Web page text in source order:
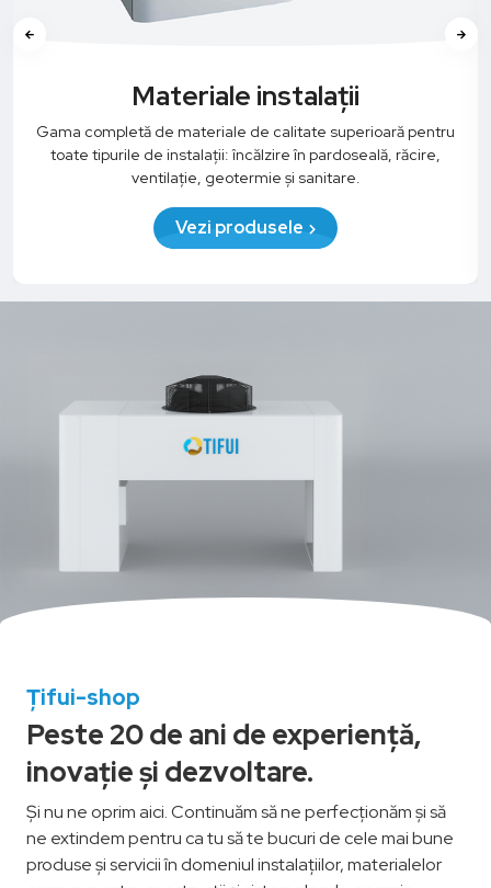
Materiale instalații
Gama completă de materiale de calitate superioară pentru
toate tipurile de instalații: încălzire în pardoseală, răcire,
ventilație, geotermie și sanitare.
Vezi produsele
Țifui-shop
Peste 20 de ani de experiență,
inovație și dezvoltare.
Și nu ne oprim aici. Continuăm să ne perfecționăm și să
ne extindem pentru ca tu să te bucuri de cele mai bune
produse și servicii în domeniul instalațiilor, materialelor